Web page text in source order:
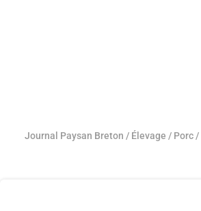
Journal Paysan Breton / Élevage / Porc/